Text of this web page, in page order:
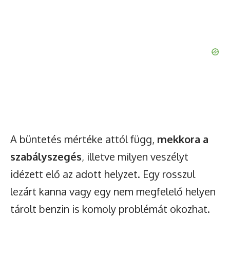
A büntetés mértéke attól függ, mekkora a
szabályszegés, illetve milyen veszélyt
idézett elő az adott helyzet. Egy rosszul
lezárt kanna vagy egy nem megfelelő helyen
tárolt benzin is komoly problémát okozhat.